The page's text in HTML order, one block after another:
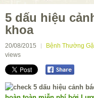
5 dấu hiệu
khoa
20/08/2015 Bệnh Thường
views